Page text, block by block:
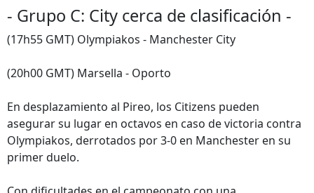
- Grupo C: City cerca de clasificación -
(17h55 GMT) Olympiakos - Manchester City
(20h00 GMT) Marsella - Oporto
En desplazamiento al Pireo, los Citizens pueden
asegurar su lugar en octavos en caso de victoria contra
Olympiakos, derrotados por 3-0 en Manchester en su
primer duelo.